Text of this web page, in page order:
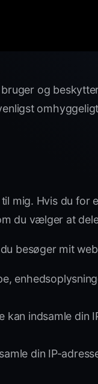
og
mig. Hvis du for
du vælger at
besøger mit
indsamle
din IP-